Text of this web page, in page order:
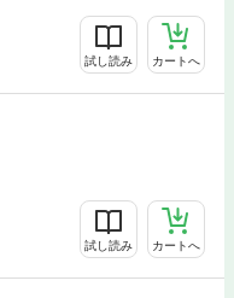
試し読み カートへ
試し読み カートへ